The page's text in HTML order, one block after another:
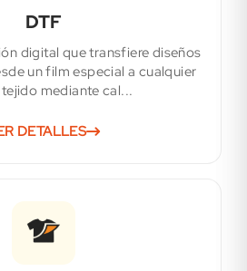
DTF
digital que transfiere diseños
un film especial a cualquier
mediante cal...
DETALLES